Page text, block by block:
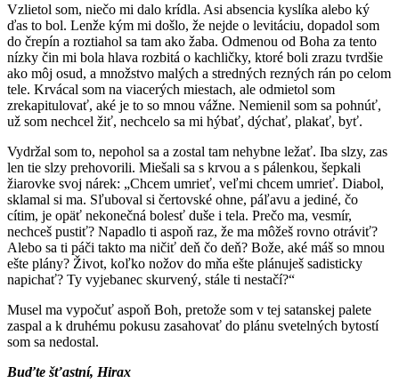
Vzlietol som, niečo mi dalo krídla. Asi absencia kyslíka alebo ký
ďas to bol. Lenže kým mi došlo, že nejde o levitáciu, dopadol som
do črepín a roztiahol sa tam ako žaba. Odmenou od Boha za tento
nízky čin mi bola hlava rozbitá o kachličky, ktoré boli zrazu tvrdšie
ako môj osud, a množstvo malých a stredných rezných rán po celom
tele. Krvácal som na viacerých miestach, ale odmietol som
zrekapitulovať, aké je to so mnou vážne. Nemienil som sa pohnúť,
už som nechcel žiť, nechcelo sa mi hýbať, dýchať, plakať, byť.
Vydržal som to, nepohol sa a zostal tam nehybne ležať. Iba slzy, zas
len tie slzy prehovorili. Miešali sa s krvou a s pálenkou, šepkali
žiarovke svoj nárek: „Chcem umrieť, veľmi chcem umrieť. Diabol,
sklamal si ma. Sľuboval si čertovské ohne, páľavu a jediné, čo
cítim, je opäť nekonečná bolesť duše i tela. Prečo ma, vesmír,
nechceš pustiť? Napadlo ti aspoň raz, že ma môžeš rovno otráviť?
Alebo sa ti páči takto ma ničiť deň čo deň? Bože, aké máš so mnou
ešte plány? Život, koľko nožov do mňa ešte plánuješ sadisticky
napichať? Ty vyjebanec skurvený, stále ti nestačí?“
Musel ma vypočuť aspoň Boh, pretože som v tej satanskej palete
zaspal a k druhému pokusu zasahovať do plánu svetelných bytostí
som sa nedostal.
Buďte šťastní, Hirax